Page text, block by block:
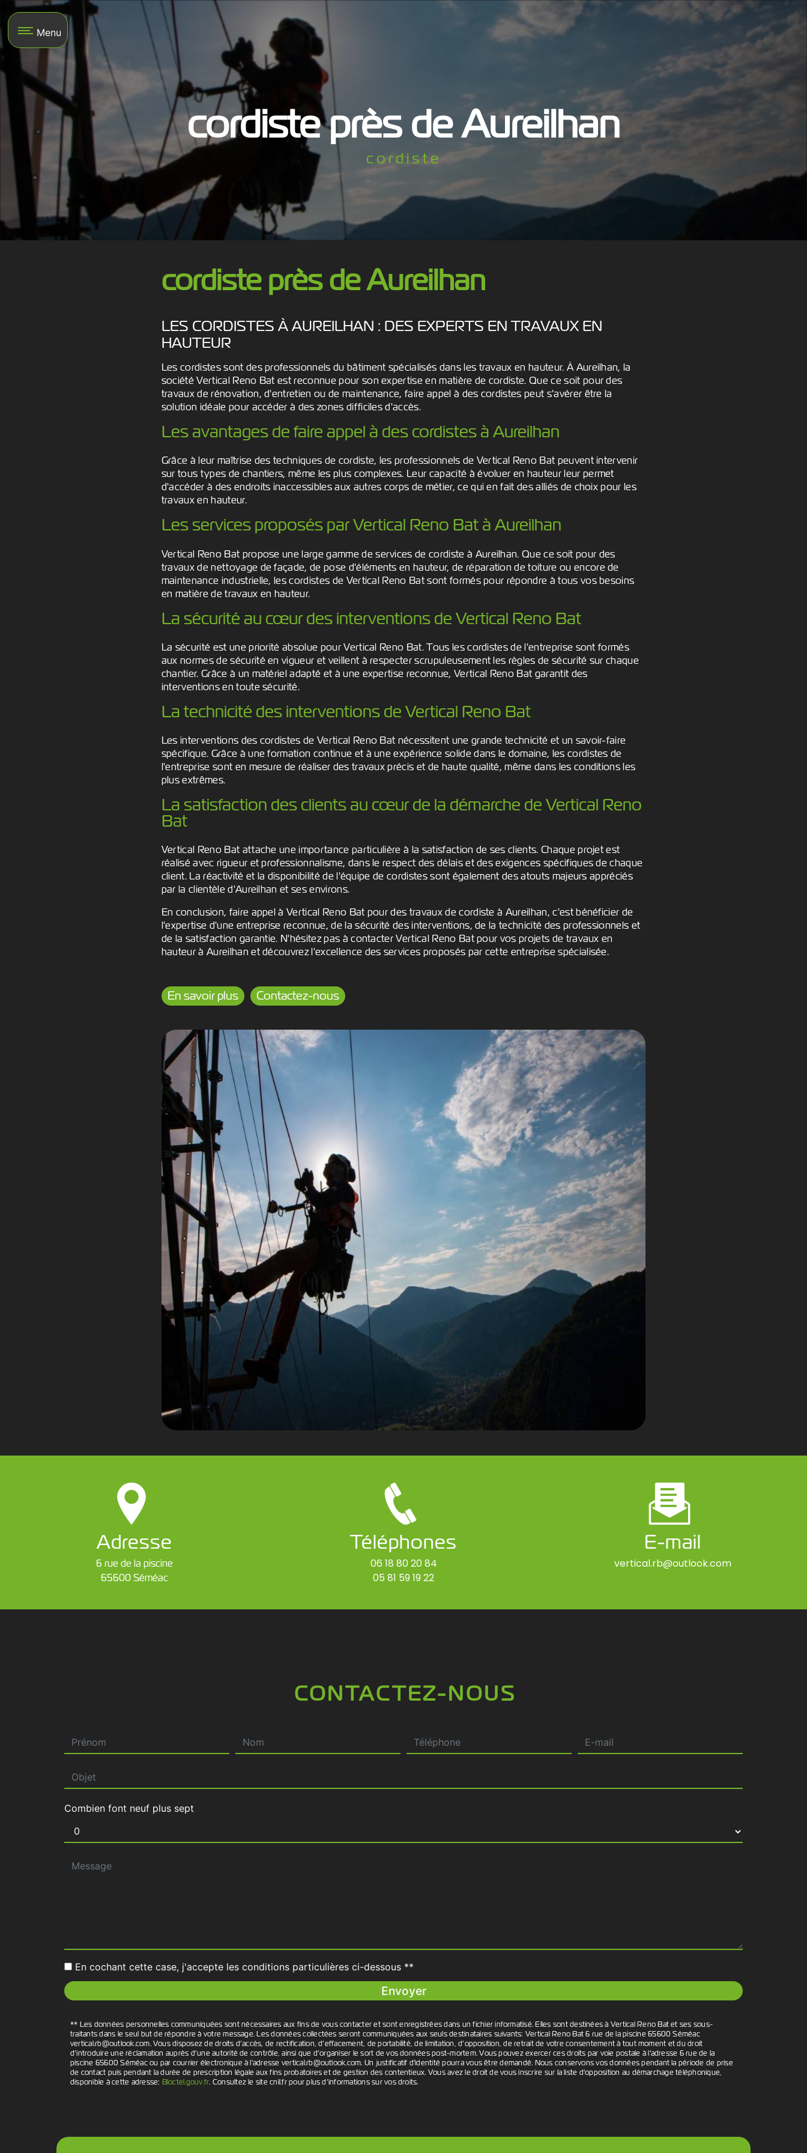
Menu
cordiste près de Aureilhan
cordiste
cordiste près de Aureilhan
LES CORDISTES À AUREILHAN : DES EXPERTS EN TRAVAUX EN
HAUTEUR
Les cordistes sont des professionnels du bâtiment spécialisés dans les travaux en hauteur. À Aureilhan, la
société Vertical Reno Bat est reconnue pour son expertise en matière de cordiste. Que ce soit pour des
travaux de rénovation, d'entretien ou de maintenance, faire appel à des cordistes peut s'avérer être la
solution idéale pour accéder à des zones difficiles d'accès.
Les avantages de faire appel à des cordistes à Aureilhan
Grâce à leur maîtrise des techniques de cordiste, les professionnels de Vertical Reno Bat peuvent intervenir
sur tous types de chantiers, même les plus complexes. Leur capacité à évoluer en hauteur leur permet
d'accéder à des endroits inaccessibles aux autres corps de métier, ce qui en fait des alliés de choix pour les
travaux en hauteur.
Les services proposés par Vertical Reno Bat à Aureilhan
Vertical Reno Bat propose une large gamme de services de cordiste à Aureilhan. Que ce soit pour des
travaux de nettoyage de façade, de pose d'éléments en hauteur, de réparation de toiture ou encore de
maintenance industrielle, les cordistes de Vertical Reno Bat sont formés pour répondre à tous vos besoins
en matière de travaux en hauteur.
La sécurité au cœur des interventions de Vertical Reno Bat
La sécurité est une priorité absolue pour Vertical Reno Bat. Tous les cordistes de l'entreprise sont formés
aux normes de sécurité en vigueur et veillent à respecter scrupuleusement les règles de sécurité sur chaque
chantier. Grâce à un matériel adapté et à une expertise reconnue, Vertical Reno Bat garantit des
interventions en toute sécurité.
La technicité des interventions de Vertical Reno Bat
Les interventions des cordistes de Vertical Reno Bat nécessitent une grande technicité et un savoir-faire
spécifique. Grâce à une formation continue et à une expérience solide dans le domaine, les cordistes de
l'entreprise sont en mesure de réaliser des travaux précis et de haute qualité, même dans les conditions les
plus extrêmes.
La satisfaction des clients au cœur de la démarche de Vertical Reno
Bat
Vertical Reno Bat attache une importance particulière à la satisfaction de ses clients. Chaque projet est
réalisé avec rigueur et professionnalisme, dans le respect des délais et des exigences spécifiques de chaque
client. La réactivité et la disponibilité de l'équipe de cordistes sont également des atouts majeurs appréciés
par la clientèle d'Aureilhan et ses environs.
En conclusion, faire appel à Vertical Reno Bat pour des travaux de cordiste à Aureilhan, c'est bénéficier de
l'expertise d'une entreprise reconnue, de la sécurité des interventions, de la technicité des professionnels et
de la satisfaction garantie. N'hésitez pas à contacter Vertical Reno Bat pour vos projets de travaux en
hauteur à Aureilhan et découvrez l'excellence des services proposés par cette entreprise spécialisée.
En savoir plus Contactez-nous
Adresse
6 rue de la piscine
65600 Séméac
Téléphones
06 18 80 20 84
05 81 59 19 22
E-mail
vertical.rb@outlook.com
CONTACTEZ-NOUS
Combien font neuf plus sept
En cochant cette case, j'accepte les conditions particulières ci-dessous **
Envoyer
** Les données personnelles communiquées sont nécessaires aux fins de vous contacter et sont enregistrées dans un fichier informatisé. Elles sont destinées à Vertical Reno Bat et ses sous-
traitants dans le seul but de répondre à votre message. Les données collectées seront communiquées aux seuls destinataires suivants: Vertical Reno Bat 6 rue de la piscine 65600 Séméac
vertical.rb@outlook.com. Vous disposez de droits d’accès, de rectification, d’effacement, de portabilité, de limitation, d’opposition, de retrait de votre consentement à tout moment et du droit
d’introduire une réclamation auprès d’une autorité de contrôle, ainsi que d’organiser le sort de vos données post-mortem. Vous pouvez exercer ces droits par voie postale à l'adresse 6 rue de la
piscine 65600 Séméac ou par courrier électronique à l'adresse vertical.rb@outlook.com. Un justificatif d'identité pourra vous être demandé. Nous conservons vos données pendant la période de prise
de contact puis pendant la durée de prescription légale aux fins probatoires et de gestion des contentieux. Vous avez le droit de vous inscrire sur la liste d'opposition au démarchage téléphonique,
disponible à cette adresse: Bloctel.gouv.fr. Consultez le site cnil.fr pour plus d’informations sur vos droits.
Panneau de gestion des cookies